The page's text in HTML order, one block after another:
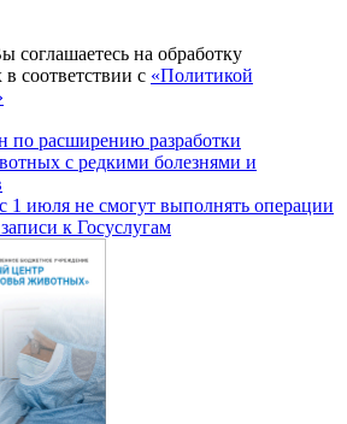
на обработку
соответствии с «Политикой
по расширению разработки
с редкими болезнями и
1 июля не смогут выполнять операции
к Госуслугам